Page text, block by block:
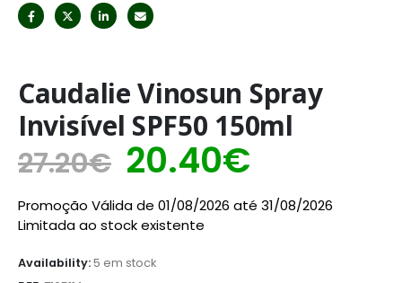
Caudalie Vinosun Spray
Invisível SPF50 150ml
27.20€ 20.40€
Promoção Válida de 01/08/2026 até 31/08/2026
Limitada ao stock existente
Availability:5 em stock